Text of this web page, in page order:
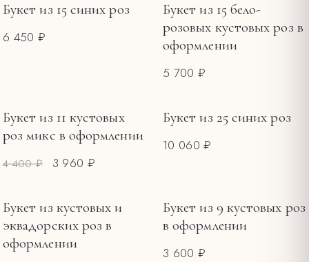
ЦЕНА, ₽
Букет из 15 синих роз
6 450 ₽
Букет из 15 бело-
розовых кустовых роз в
оформлении
5 700 ₽
РАСПРОДАЖА
Букет из 11 кустовых
роз микс в оформлении
4 400 ₽ 3 960 ₽
Букет из 25 синих роз
10 060 ₽
Букет из кустовых и
эквадорских роз в
оформлении
Букет из 9 кустовых роз
в оформлении
3 600 ₽